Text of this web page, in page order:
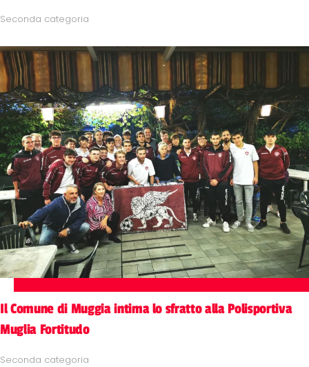
Seconda categoria
Il Comune di Muggia intima lo sfratto alla Polisportiva
Muglia Fortitudo
Seconda categoria